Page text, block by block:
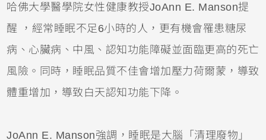
哈佛大學醫學院女性健康教授JoAnn E. Manson提
醒 ，經常睡眠不足6小時的人，更有機會罹患糖尿
病、心臟病、中風、認知功能障礙並面臨更高的死亡
風險。同時，睡眠品質不佳會增加壓力荷爾蒙，導致
體重增加，導致白天認知功能下降。
JoAnn E. Manson強調，睡眠是大腦「清理廢物」